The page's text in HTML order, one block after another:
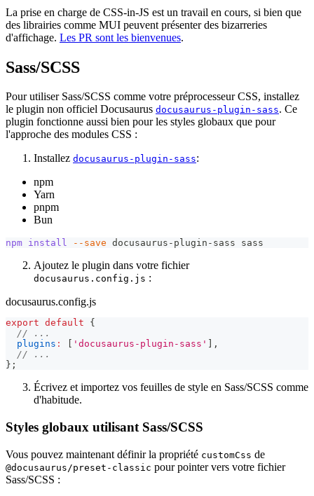
La prise en charge de CSS-in-JS est un travail en cours, si bien que
des librairies comme MUI peuvent présenter des bizarreries
d'affichage. Les PR sont les bienvenues.
Sass/SCSS
Pour utiliser Sass/SCSS comme votre préprocesseur CSS, installez
le plugin non officiel Docusaurus docusaurus-plugin-sass. Ce
plugin fonctionne aussi bien pour les styles globaux que pour
l'approche des modules CSS :
Installez docusaurus-plugin-sass:
npm
Yarn
pnpm
Bun
npm install --save docusaurus-plugin-sass sass
Ajoutez le plugin dans votre fichier
docusaurus.config.js :
docusaurus.config.js
export default
{
// ...
plugins : 'docusaurus-plugin-sass'
,
// ...
} ;
Écrivez et importez vos feuilles de style en Sass/SCSS comme
d'habitude.
Styles globaux utilisant Sass/SCSS
Vous pouvez maintenant définir la propriété customCss de
@docusaurus/preset-classic pour pointer vers votre fichier
Sass/SCSS :